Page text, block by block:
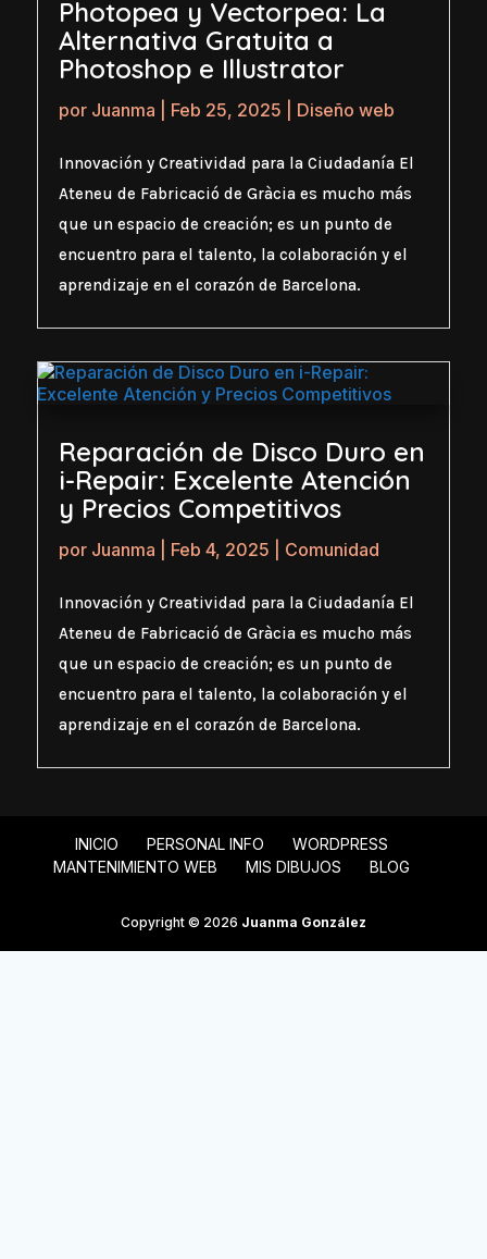
Photopea y Vectorpea: La
Alternativa Gratuita a
Photoshop e Illustrator
por Juanma Feb 25, 2025 Diseño web
Innovación y Creatividad para la Ciudadanía El
Ateneu de Fabricació de Gràcia es mucho más
que un espacio de creación; es un punto de
encuentro para el talento, la colaboración y el
aprendizaje en el corazón de Barcelona.
Reparación de Disco Duro en
i-Repair: Excelente Atención
y Precios Competitivos
por Juanma Feb 4, 2025 Comunidad
Innovación y Creatividad para la Ciudadanía El
Ateneu de Fabricació de Gràcia es mucho más
que un espacio de creación; es un punto de
encuentro para el talento, la colaboración y el
aprendizaje en el corazón de Barcelona.
INICIO PERSONAL INFO
WORDPRESS
MANTENIMIENTO WEB
MIS DIBUJOS BLOG
Copyright © 2026 Juanma González